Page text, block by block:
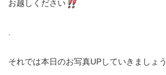
お越しください
それでは本日のお写真UPしていきましょう